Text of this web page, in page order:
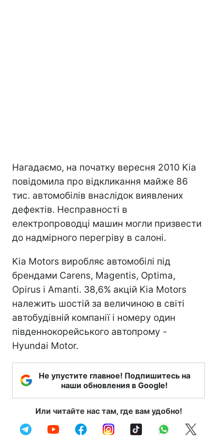
Нагадаємо, на початку вересня 2010 Kia
повідомила про відкликання майже 86
тис. автомобілів внаслідок виявлених
дефектів. Несправності в
електропроводці машин могли призвести
до надмірного перегріву в салоні.
Kia Motors виробляє автомобілі під
брендами Carens, Magentis, Optima,
Opirus і Amanti. 38,6% акцій Kia Motors
належить шостій за величиною в світі
автобудівній компанії і номеру один
південнокорейського автопрому -
Hyundai Motor.
Не упустите главное! Подпишитесь на
наши обновления в Google!
Или читайте нас там, где вам удобно!